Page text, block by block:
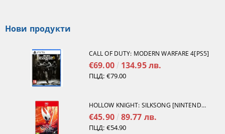
Нови продукти
CALL OF DUTY: MODERN WARFARE 4[PS5]
€69.00 134.95 лв.
ПЦД: €79.00
HOLLOW KNIGHT: SILKSONG [NINTENDO SWITCH 2]
€45.90 89.77 лв.
ПЦД: €54.90